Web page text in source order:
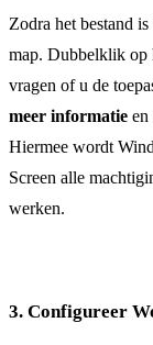
Zodra het bestand
map. Dubbelklik op
vragen of u de
meer informatie en
Hiermee wordt
Screen alle
werken.
3. Configureer